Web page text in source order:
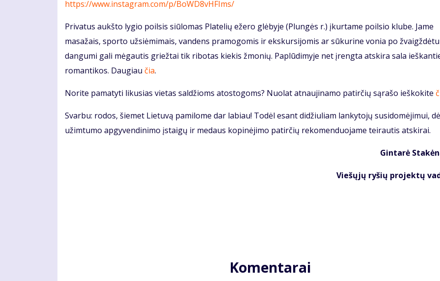
https://www.instagram.com/p/BoWD8vHFIms/
Privatus aukšto lygio poilsis siūlomas Platelių ežero glėbyje (Plungės r.) įkurtame poilsio klube. Jame
masažais, sporto užsiėmimais, vandens pramogomis ir ekskursijomis ar sūkurine vonia po žvaigždėtu
dangumi gali mėgautis griežtai tik ribotas kiekis žmonių. Paplūdimyje net įrengta atskira sala
romantikos. Daugiau čia.
Norite pamatyti likusias vietas saldžioms atostogoms? Nuolat atnaujinamo patirčių sąrašo ieškokite
Svarbu: rodos, šiemet Lietuvą pamilome dar labiau! Todėl esant didžiuliam lankytojų susidomėjimui,
užimtumo apgyvendinimo įstaigų ir medaus kopinėjimo patirčių rekomenduojame teirautis atskirai.
Gintarė
Viešųjų ryšių projektų
Komentarai